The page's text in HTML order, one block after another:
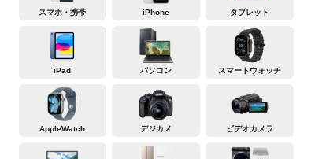
スマホ・携帯 iPhone タブレット
iPad パソコン スマートウォッチ
AppleWatch デジカメ ビデオカメラ